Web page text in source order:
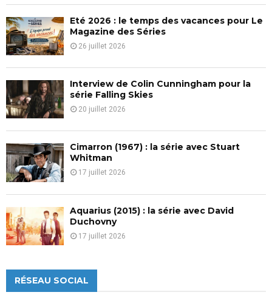
C
Eté 2026 : le temps des vacances pour Le
Magazine des Séries
26 juillet 2026
Interview de Colin Cunningham pour la
série Falling Skies
20 juillet 2026
Cimarron (1967) : la série avec Stuart
Whitman
17 juillet 2026
Aquarius (2015) : la série avec David
Duchovny
17 juillet 2026
RÉSEAU SOCIAL